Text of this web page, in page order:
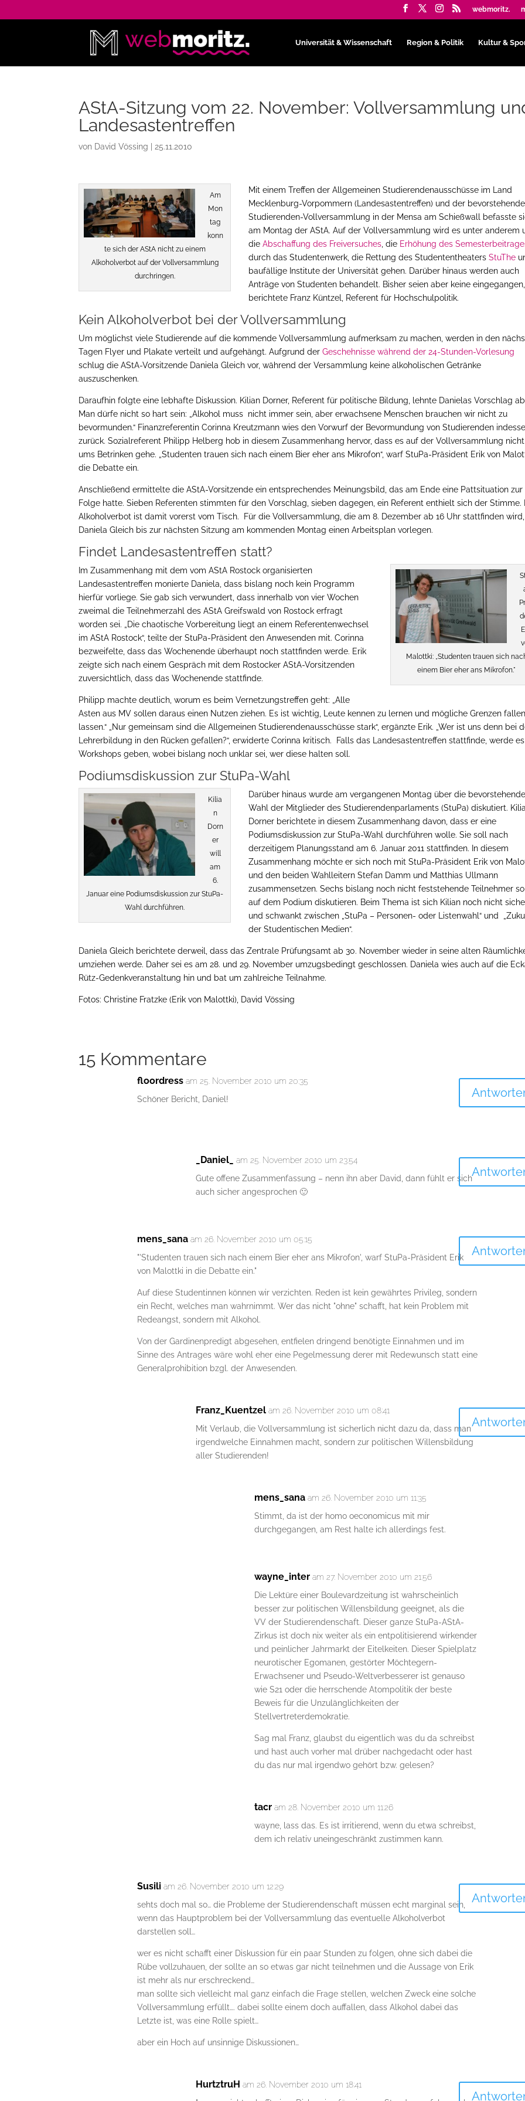
webmoritz.
Universität & Wissenschaft Region & Politik Kultur &
AStA-Sitzung vom 22. November: Vollversammlung
Landesastentreffen
von David Vössing 25.11.2010
Am
Mon
tag
konn
te sich der AStA nicht zu einem
Alkoholverbot auf der Vollversammlung
durchringen.
Mit einem Treffen der Allgemeinen Studierendenausschüsse im Land
Mecklenburg-Vorpommern (Landesastentreffen) und der
Studierenden-Vollversammlung in der Mensa am Schießwall befasste
am Montag der AStA. Auf der Vollversammlung wird es unter anderem
dieAbschaffung des Freiversuches , die Erhöhung des
durch das Studentenwerk, die Rettung des StudententheatersStuThe
baufällige Institute der Universität gehen. Darüber hinaus werden auch
Anträge von Studenten behandelt. Bisher seien aber keine eingegangen,
berichtete Franz Küntzel, Referent für Hochschulpolitik.
Kein Alkoholverbot bei der Vollversammlung
Um möglichst viele Studierende auf die kommende Vollversammlung aufmerksam zu machen, werden in den
Tagen Flyer und Plakate verteilt und aufgehängt. Aufgrund der Geschehnisse während der 24-Stunden-Vorlesung
schlug die AStA-Vorsitzende Daniela Gleich vor, während der Versammlung keine alkoholischen Getränke
auszuschenken.
Daraufhin folgte eine lebhafte Diskussion. Kilian Dorner, Referent für politische Bildung, lehnte Danielas Vorschlag
Man dürfe nicht so hart sein: „Alkohol muss nicht immer sein, aber erwachsene Menschen brauchen wir nicht zu
bevormunden.“ Finanzreferentin Corinna Kreutzmann wies den Vorwurf der Bevormundung von Studierenden
zurück. Sozialreferent Philipp Helberg hob in diesem Zusammenhang hervor, dass es auf der Vollversammlung nicht
ums Betrinken gehe. „Studenten trauen sich nach einem Bier eher ans Mikrofon“, warf StuPa-Präsident Erik von
die Debatte ein.
Anschließend ermittelte die AStA-Vorsitzende ein entsprechendes Meinungsbild, das am Ende eine Pattsituation zur
Folge hatte. Sieben Referenten stimmten für den Vorschlag, sieben dagegen, ein Referent enthielt sich der Stimme.
Alkoholverbot ist damit vorerst vom Tisch. Für die Vollversammlung, die am 8. Dezember ab 16 Uhr stattfinden
Daniela Gleich bis zur nächsten Sitzung am kommenden Montag einen Arbeitsplan vorlegen.
Findet Landesastentreffen statt?
Malottki: „Studenten trauen sich
einem Bier eher ans Mikrofon."
Im Zusammenhang mit dem vom AStA Rostock organisierten
Landesastentreffen monierte Daniela, dass bislang noch kein Programm
hierfür vorliege. Sie gab sich verwundert, dass innerhalb von vier Wochen
zweimal die Teilnehmerzahl des AStA Greifswald von Rostock erfragt
worden sei. „Die chaotische Vorbereitung liegt an einem Referentenwechsel
im AStA Rostock“, teilte der StuPa-Präsident den Anwesenden mit. Corinna
bezweifelte, dass das Wochenende überhaupt noch stattfinden werde. Erik
zeigte sich nach einem Gespräch mit dem Rostocker AStA-Vorsitzenden
zuversichtlich, dass das Wochenende stattfinde.
Philipp machte deutlich, worum es beim Vernetzungstreffen geht: „Alle
Asten aus MV sollen daraus einen Nutzen ziehen. Es ist wichtig, Leute kennen zu lernen und mögliche Grenzen
lassen.“ „Nur gemeinsam sind die Allgemeinen Studierendenausschüsse stark“, ergänzte Erik. „Wer ist uns denn bei
Lehrerbildung in den Rücken gefallen?“, erwiderte Corinna kritisch. Falls das Landesastentreffen stattfinde, werde es
Workshops geben, wobei bislang noch unklar sei, wer diese halten soll.
Podiumsdiskussion zur StuPa-Wahl
Kilia
n
Dorn
er
will
am
6.
Januar eine Podiumsdiskussion zur StuPa-
Wahl durchführen.
Darüber hinaus wurde am vergangenen Montag über die
Wahl der Mitglieder des Studierendenparlaments (StuPa) diskutiert.
Dorner berichtete in diesem Zusammenhang davon, dass er eine
Podiumsdiskussion zur StuPa-Wahl durchführen wolle. Sie soll nach
derzeitigem Planungsstand am 6. Januar 2011 stattfinden. In diesem
Zusammenhang möchte er sich noch mit StuPa-Präsident Erik von
und den beiden Wahlleitern Stefan Damm und Matthias Ullmann
zusammensetzen. Sechs bislang noch nicht feststehende Teilnehmer
auf dem Podium diskutieren. Beim Thema ist sich Kilian noch nicht
und schwankt zwischen „StuPa – Personen- oder Listenwahl“ und
der Studentischen Medien“.
Daniela Gleich berichtete derweil, dass das Zentrale Prüfungsamt ab 30. November wieder in seine alten
umziehen werde. Daher sei es am 28. und 29. November umzugsbedingt geschlossen. Daniela wies auch auf die
Rütz-Gedenkveranstaltung hin und bat um zahlreiche Teilnahme.
Fotos: Christine Fratzke (Erik von Malottki), David Vössing
15 Kommentare
floordress am 25. November 2010 um 20:35
Schöner Bericht, Daniel!
_Daniel_
am 25. November 2010 um 23:54
Gute offene Zusammenfassung – nenn ihn aber David, dann fühlt er sich
auch sicher angesprochen 🙂
mens_sana am 26. November 2010 um 05:15
"'Studenten trauen sich nach einem Bier eher ans Mikrofon', warf StuPa-Präsident Erik
von Malottki in die Debatte ein."
Auf diese Studentinnen können wir verzichten. Reden ist kein gewährtes Privileg, sondern
ein Recht, welches man wahrnimmt. Wer das nicht "ohne" schafft, hat kein Problem mit
Redeangst, sondern mit Alkohol.
Von der Gardinenpredigt abgesehen, entfielen dringend benötigte Einnahmen und im
Sinne des Antrages wäre wohl eher eine Pegelmessung derer mit Redewunsch statt eine
Generalprohibition bzgl. der Anwesenden.
Franz_Kuentzel am 26. November 2010 um 08:41
Mit Verlaub, die Vollversammlung ist sicherlich nicht dazu da, dass man
irgendwelche Einnahmen macht, sondern zur politischen Willensbildung
aller Studierenden!
mens_sana am 26. November 2010 um 11:35
Stimmt, da ist der homo oeconomicus mit mir
durchgegangen, am Rest halte ich allerdings fest.
wayne_inter am 27. November 2010 um 21:56
Die Lektüre einer Boulevardzeitung ist wahrscheinlich
besser zur politischen Willensbildung geeignet, als die
VV der Studierendenschaft. Dieser ganze StuPa-AStA-
Zirkus ist doch nix weiter als ein entpolitisierend wirkender
und peinlicher Jahrmarkt der Eitelkeiten. Dieser Spielplatz
neurotischer Egomanen, gestörter Möchtegern-
Erwachsener und Pseudo-Weltverbesserer ist genauso
wie S21 oder die herrschende Atompolitik der beste
Beweis für die Unzulänglichkeiten der
Stellvertreterdemokratie.
Sag mal Franz, glaubst du eigentlich was du da schreibst
und hast auch vorher mal drüber nachgedacht oder hast
du das nur mal irgendwo gehört bzw. gelesen?
tacr am 28. November 2010 um 11:26
wayne, lass das. Es ist irritierend, wenn du etwa schreibst,
dem ich relativ uneingeschränkt zustimmen kann.
Susili am 26. November 2010 um 12:29
sehts doch mal so… die Probleme der Studierendenschaft müssen echt marginal sein,
wenn das Hauptproblem bei der Vollversammlung das eventuelle Alkoholverbot
darstellen soll…
wer es nicht schafft einer Diskussion für ein paar Stunden zu folgen, ohne sich dabei die
Rübe vollzuhauen, der sollte an so etwas gar nicht teilnehmen und die Aussage von Erik
ist mehr als nur erschreckend…
man sollte sich vielleicht mal ganz einfach die Frage stellen, welchen Zweck eine solche
Vollversammlung erfüllt…. dabei sollte einem doch auffallen, dass Alkohol dabei das
Letzte ist, was eine Rolle spielt…
aber ein Hoch auf unsinnige Diskussionen…
HurtztruH am 26. November 2010 um 18:41